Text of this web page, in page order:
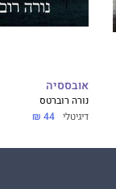
אובססיה
נורה רוברטס
דיגיטלי 44 ₪